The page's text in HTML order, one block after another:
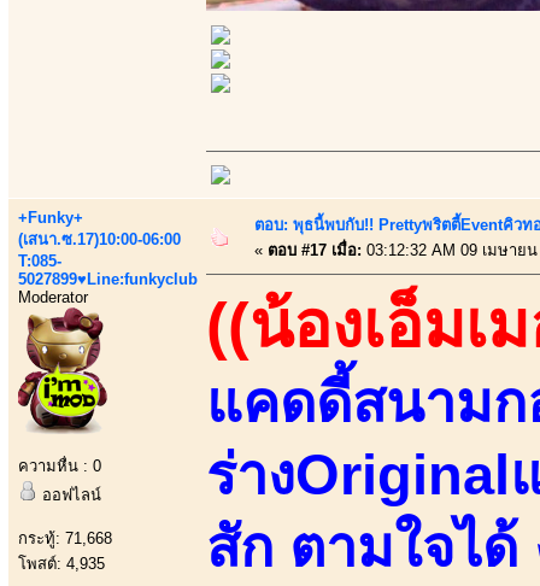
+Funky+
(เสนา.ซ.17)10:00-06:00
T:085-
5027899♥Line:funkyclub
Moderator
ความหื่น : 0
ออฟไลน์
กระทู้: 71,668
โพสต์: 4,935
ตอบ: พุธนี้พบกับ!! Prettyพริตตี้Eventคิวท
« ตอบ #17 เมื่อ: 03:12:32 AM 09 เมษาย
((น้องเอ็มเ
แคดดี้สนามก
ร่างOriginal
สัก ตามใจได้